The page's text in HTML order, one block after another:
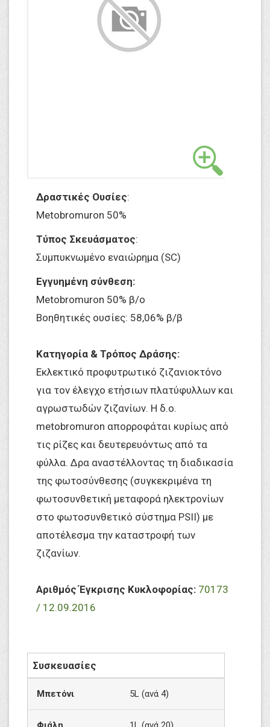
Δραστικές Ουσίες:
Metobromuron 50%
Τύπος Σκευάσματος:
Συμπυκνωμένο εναιώρημα (SC)
Εγγυημένη σύνθεση:
Metobromuron 50% β/ο
Βοηθητικές ουσίες: 58,06% β/β
Κατηγορία & Τρόπος Δράσης:
Εκλεκτικό προφυτρωτικό ζιζανιοκτόνο
για τον έλεγχο ετήσιων πλατύφυλλων και
αγρωστωδών ζιζανίων. Η δ.ο.
metobromuron απορροφάται κυρίως από
τις ρίζες και δευτερευόντως από τα
φύλλα. Δρα αναστέλλοντας τη διαδικασία
της φωτοσύνθεσης (συγκεκριμένα τη
φωτοσυνθετική μεταφορά ηλεκτρονίων
στο φωτοσυνθετικό σύστημα PSII) με
αποτέλεσμα την καταστροφή των
ζιζανίων.
Αριθμός Έγκρισης Κυκλοφορίας: 70173
/ 12.09.2016
Συσκευασίες
Μπετόνι 5L (ανά 4)